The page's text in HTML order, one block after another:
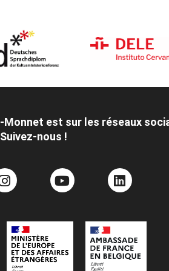
Monnet est sur les réseaux
Suivez-nous !